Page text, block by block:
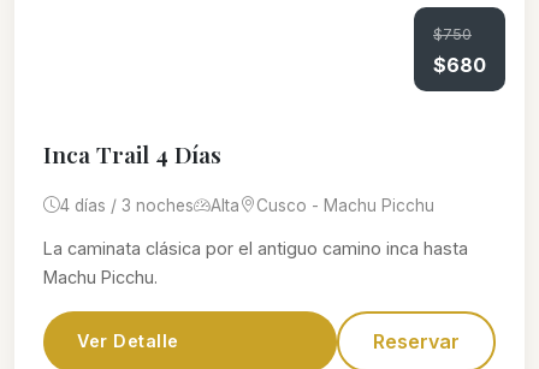
$750
$680
Inca Trail 4 Días
4 días / 3 noches Alta Cusco - Machu Picchu
La caminata clásica por el antiguo camino inca hasta
Machu Picchu.
Ver Detalle Reservar